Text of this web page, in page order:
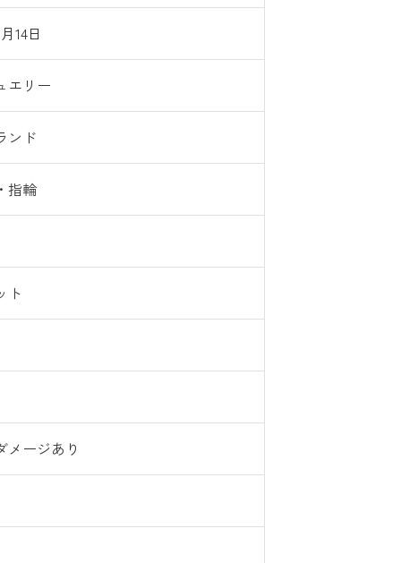
14日
エリー
ンド
指輪
ト
メージあり